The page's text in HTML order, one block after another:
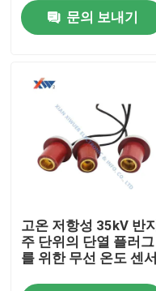
VR 쇼
공장 여행
문의 보내기
고온 저항성 35kV 반지
주 단위의 단열 플러그
를 위한 무선 온도 센서